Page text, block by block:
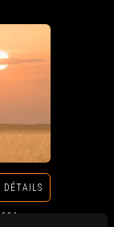
DÉTAILS